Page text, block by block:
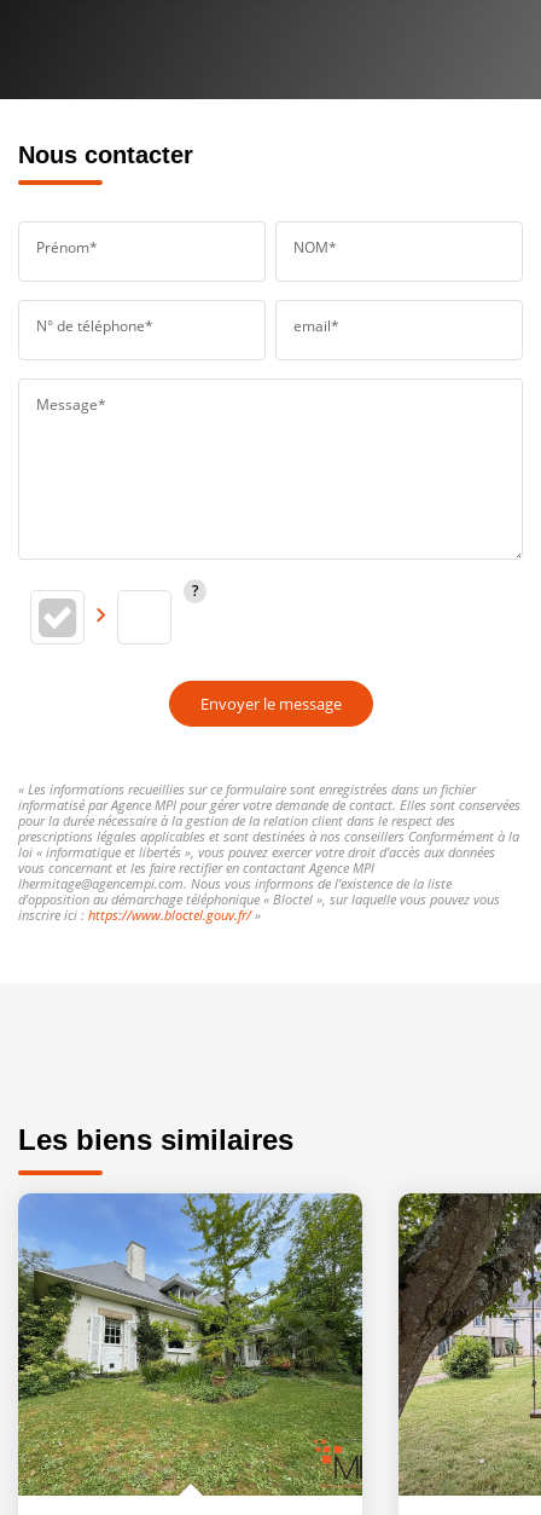
Nous contacter
Prénom* NOM*
N° de téléphone* email*
Message*
Envoyer le message
« Les informations recueillies sur ce formulaire sont enregistrées dans un fichier
informatisé par Agence MPI pour gérer votre demande de contact. Elles sont conservées
pour la durée nécessaire à la gestion de la relation client dans le respect des
prescriptions légales applicables et sont destinées à nos conseillers Conformément à la
loi « informatique et libertés », vous pouvez exercer votre droit d'accès aux données
vous concernant et les faire rectifier en contactant Agence MPI
lhermitage@agencempi.com. Nous vous informons de l'existence de la liste
d'opposition au démarchage téléphonique « Bloctel », sur laquelle vous pouvez vous
inscrire ici : https://www.bloctel.gouv.fr/»
Les biens similaires